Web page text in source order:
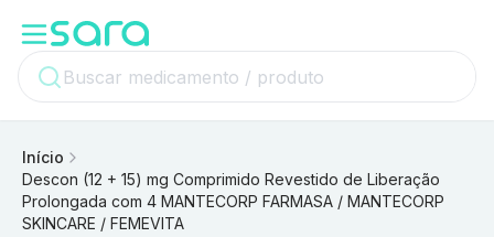
Início
Descon (12 + 15) mg Comprimido Revestido de Liberação
Prolongada com 4 MANTECORP FARMASA / MANTECORP
SKINCARE / FEMEVITA